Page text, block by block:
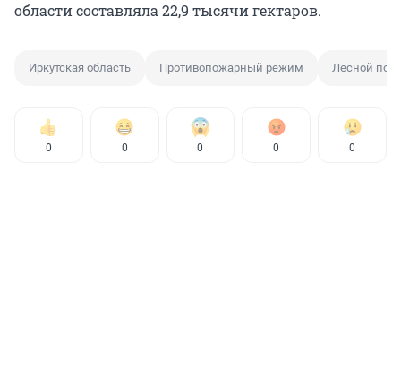
области составляла 22,9 тысячи гектаров.
Иркутская область Противопожарный режим Лесной
0 0 0 0 0